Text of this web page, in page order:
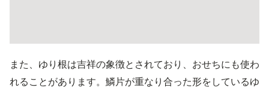
また、ゆり根は吉祥の象徴とされており、おせちにも使わ
れることがあります。鱗片が重なり合った形をしているゆ